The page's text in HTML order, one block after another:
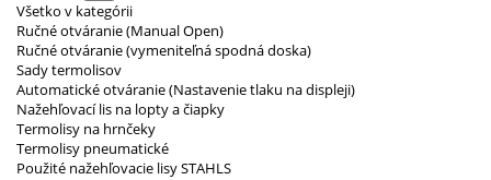
Všetko v kategórii
Ručné otváranie (Manual Open)
Ručné otváranie (vymeniteľná spodná doska)
Sady termolisov
Automatické otváranie (Nastavenie tlaku na displeji)
Nažehľovací lis na lopty a čiapky
Termolisy na hrnčeky
Termolisy pneumatické
Použité nažehľovacie lisy STAHLS